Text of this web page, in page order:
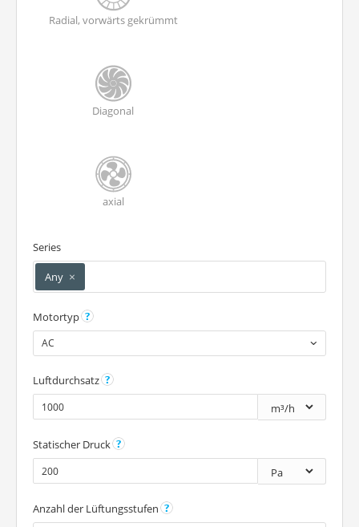
Radial, vorwärts gekrümmt
Diagonal
axial
Series
×
Any
Motortyp
AC
Luftdurchsatz
Statischer Druck
Anzahl der Lüftungsstufen